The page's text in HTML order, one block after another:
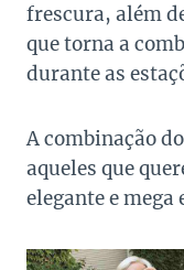
frescura, além
que torna a
durante as
A combinação
aqueles que
elegante e mega